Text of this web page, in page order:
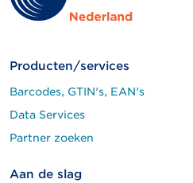
Producten/services
Barcodes, GTIN's, EAN's
Data Services
Partner zoeken
Aan de slag